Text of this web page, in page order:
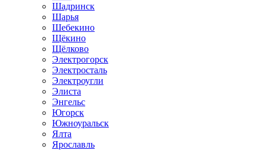
Шадринск
Шарья
Шебекино
Щёкино
Щёлково
Электрогорск
Электросталь
Электроугли
Элиста
Энгельс
Югорск
Южноуральск
Ялта
Ярославль